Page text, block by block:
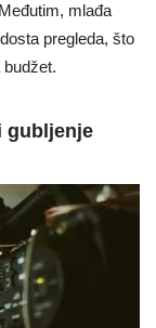
mlađa
pregleda, što
gubljenje